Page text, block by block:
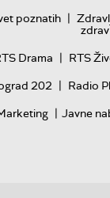
poznatih |
zdrav
Drama | RTS
202 | Radio
| Javne